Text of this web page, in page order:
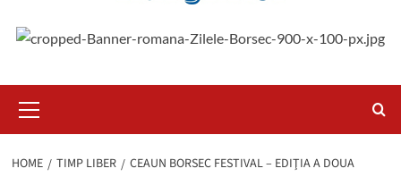
Menu
HOME TIMP LIBER CEAUN BORSEC FESTIVAL – EDIŢIA A DOUA